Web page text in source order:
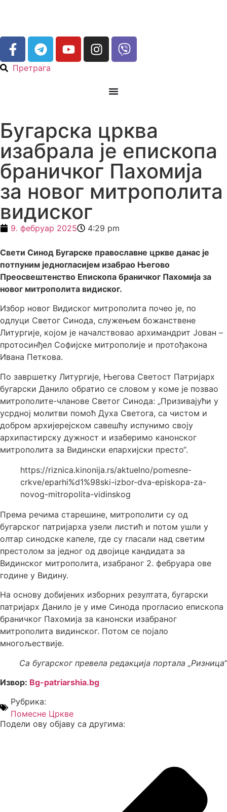
Претрага
Бугарска црква
изабрала је епископа
браничког Пахомија
за новог митрополита
видиског
9. фебруар 2025 4:29 pm
Свети Синод Бугарске православне цркве данас је
потпуним једногласијем изабрао Његово
Преосвештенство Епископа браничког Пахомија за
новог митрополита видиског.
Избор новог Видиског митрополита почео је, по
одлуци Светог Синода, служењем божанствене
Литургије, којом је началствовао архимандрит Јован –
протосинђел Софијске митрополије и протођакона
Ивана Петкова.
По завршетку Литургије, Његова Светост Патријарх
бугарски Данило обратио се словом у коме је позвао
митрополите-чланове Светог Синода: „Призивајући у
усрдној молитви помоћ Духа Светога, са чистом и
добром архијерејском савешћу испунимо своју
архипастирску дужност и изаберимо канонског
митрополита за Видински епархијски престо“.
https://riznica.kinonija.rs/aktuelno/pomesne-
crkve/eparhi%d1%98ski-izbor-dva-episkopa-za-
novog-mitropolita-vidinskog
Према речима старешине, митрополити су од
бугарског патријарха узели листић и потом ушли у
олтар синодске капеле, где су гласали над светим
престолом за једног од двојице кандидата за
Видинског митрополита, изабраног 2. фебруара ове
године у Видину.
На основу добијених изборних резултата, бугарски
патријарх Данило је у име Синода прогласио епископа
браничког Пахомија за канонски изабраног
митрополита видинског. Потом се појало
многољествије.
Са бугарског превела редакција портала „Ризница“
Извор: Вg-patriarshia.bg
Рубрика:
Помесне Цркве
Подели ову објаву са другима: